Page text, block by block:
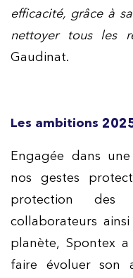
efficacité, grâce à
nettoyer tous les
Gaudinat.
Les ambitions
Engagée dans
nos gestes
protection des
collaborateurs
planète, Spontex
faire évoluer son